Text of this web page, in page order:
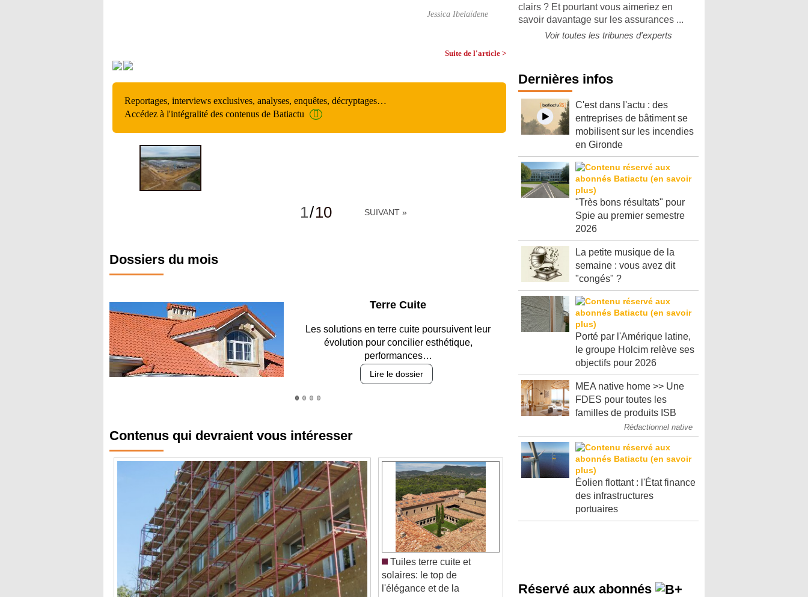
Jessica Ibelaïdene
Suite de l'article >
Reportages, interviews exclusives, analyses, enquêtes, décryptages…
Accédez à l'intégralité des contenus de Batiactu
1/10 SUIVANT »
Dossiers du mois
Parking et garages
Entre circulation, sécurisation des accès, durabilité
des revêtements et intégration…
Lire le dossier
Tuiles terre cuite et
solaires: le top de
l'élégance et de la
performance
clairs ? Et pourtant vous aimeriez en
savoir davantage sur les assurances ...
Voir toutes les tribunes d'experts
Dernières infos
C'est dans l'actu : des
entreprises de bâtiment se
mobilisent sur les incendies
en Gironde
"Très bons résultats" pour
Spie au premier semestre
2026
La petite musique de la
semaine : vous avez dit
"congés" ?
Porté par l'Amérique latine,
le groupe Holcim relève ses
objectifs pour 2026
MEA native home >> Une
FDES pour toutes les
familles de produits ISB
Rédactionnel native
Éolien flottant : l'État finance
des infrastructures
portuaires
Réservé aux abonnés